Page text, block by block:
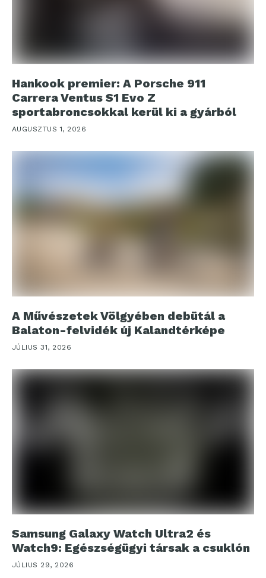
Hankook premier: A Porsche 911
Carrera Ventus S1 Evo Z
sportabroncsokkal kerül ki a gyárból
AUGUSZTUS 1, 2026
A Művészetek Völgyében debütál a
Balaton-felvidék új Kalandtérképe
JÚLIUS 31, 2026
Samsung Galaxy Watch Ultra2 és
Watch9: Egészségügyi társak a csuklón
JÚLIUS 29, 2026